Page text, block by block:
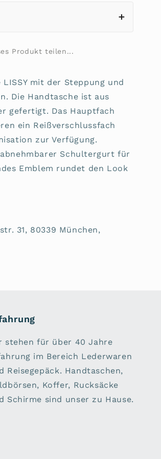
Produkt teilen...
mit der Steppung und
Die Handtasche ist aus
gefertigt. Das Hauptfach
ein Reißverschlussfach
zur Verfügung.
Schultergurt für
Emblem rundet den Look
31, 80339 München,
stehen für über 40 Jahre
im Bereich Lederwaren
Reisegepäck. Handtaschen,
Koffer, Rucksäcke
Schirme sind unser zu Hause.